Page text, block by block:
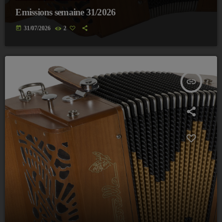
Emissions semaine 31/2026
today 31/07/2026 2
insert_link